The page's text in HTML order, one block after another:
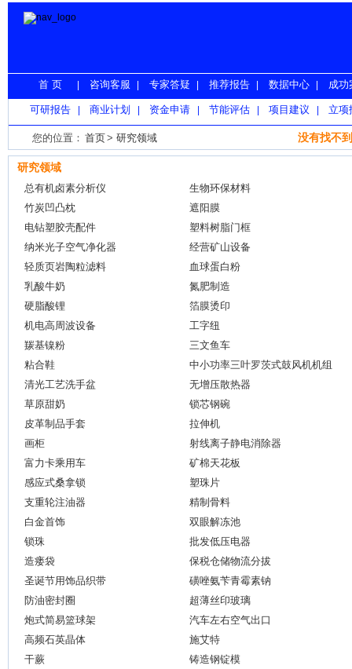
首 页 咨询客服 专家答疑 推荐报告 数据中心 成功
可研报告 商业计划 资金申请 节能评估 项目建议 立项
您的位置： 首页> 研究领域 没有找不
研究领域
总有机卤素分析仪
生物环保材料
竹炭凹凸枕
遮阳膜
电钻塑胶壳配件
塑料树脂门框
纳米光子空气净化器
经营矿山设备
轻质页岩陶粒滤料
血球蛋白粉
乳酸牛奶
氮肥制造
硬脂酸锂
箔膜烫印
机电高周波设备
工字纽
羰基镍粉
三文鱼车
粘合鞋
中小功率三叶罗茨式鼓风机机组
清光工艺洗手盆
无增压散热器
草原甜奶
锁芯钢碗
皮革制品手套
拉伸机
画柜
射线离子静电消除器
富力卡乘用车
矿棉天花板
感应式桑拿锁
塑珠片
支重轮注油器
精制骨料
白金首饰
双眼解冻池
锁珠
批发低压电器
造瘘袋
保税仓储物流分拔
圣诞节用饰品织带
磺唑氨苄青霉素钠
防油密封圈
超薄丝印玻璃
炮式简易篮球架
汽车左右空气出口
高频石英晶体
施艾特
干蕨
铸造钢锭模